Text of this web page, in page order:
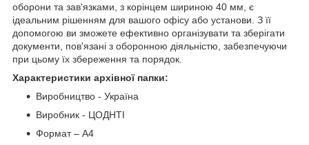
оборони та зав'язками, з корінцем шириною 40 мм, є
ідеальним рішенням для вашого офісу або установи. З її
допомогою ви зможете ефективно організувати та зберігати
документи, пов'язані з оборонною діяльністю, забезпечуючи
при цьому їх збереження та порядок.
Характеристики архівної папки:
Виробництво - Україна
Виробник - ЦОДНТІ
Формат – А4